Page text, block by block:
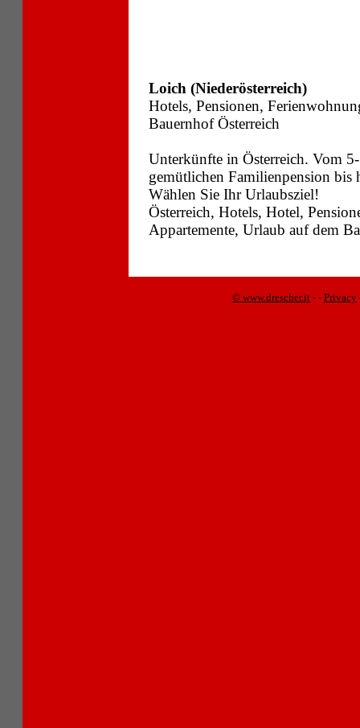
Loich (Niederösterreich)
Hotels, Pensionen,
Bauernhof Österreich
Unterkünfte in Österreich. Vom
gemütlichen Familienpension
Wählen Sie Ihr Urlaubsziel!
Österreich, Hotels, Hotel,
Appartemente, Urlaub auf dem
© www.drescher.it - - Privacy